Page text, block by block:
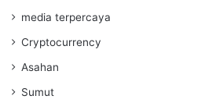
media terpercaya
Cryptocurrency
Asahan
Sumut